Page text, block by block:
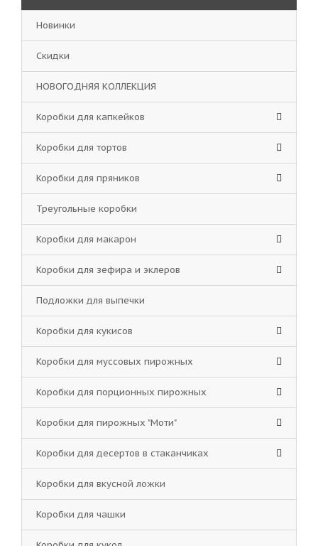
Новинки
Скидки
НОВОГОДНЯЯ КОЛЛЕКЦИЯ
Коробки для капкейков
Коробки для тортов
Коробки для пряников
Треугольные коробки
Коробки для макарон
Коробки для зефира и эклеров
Подложки для выпечки
Коробки для кукисов
Коробки для муссовых пирожных
Коробки для порционных пирожных
Коробки для пирожных "Моти"
Коробки для десертов в стаканчиках
Коробки для вкусной ложки
Коробки для чашки